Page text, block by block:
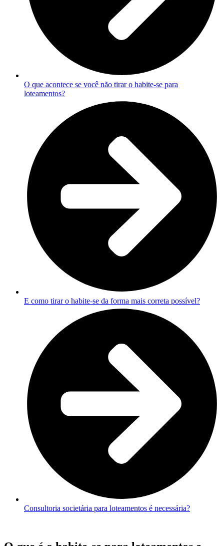
O que acontece se você não tirar o habite-se para
loteamentos?
E como tirar o habite-se da forma mais correta possível?
Consultoria societária para loteamentos é necessária?